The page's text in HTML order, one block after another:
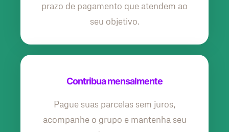
prazo de pagamento que atendem ao
seu objetivo.
Contribua mensalmente
Pague suas parcelas sem juros,
acompanhe o grupo e mantenha seu